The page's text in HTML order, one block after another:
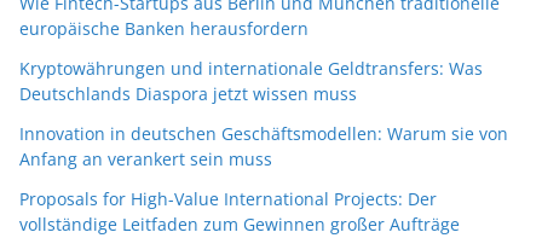
europäische Banken herausfordern
Kryptowährungen und internationale Geldtransfers: Was
Deutschlands Diaspora jetzt wissen muss
Innovation in deutschen Geschäftsmodellen: Warum sie von
Anfang an verankert sein muss
Proposals for High-Value International Projects: Der
vollständige Leitfaden zum Gewinnen großer Aufträge